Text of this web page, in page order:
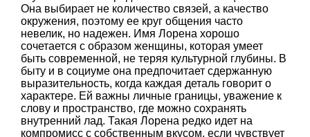
Она выбирает не количество связей, а качество
окружения, поэтому ее круг общения часто
невелик, но надежен. Имя Лорена хорошо
сочетается с образом женщины, которая умеет
быть современной, не теряя культурной глубины. В
быту и в социуме она предпочитает сдержанную
выразительность, когда каждая деталь говорит о
характере. Ей важны личные границы, уважение к
слову и пространство, где можно сохранять
внутренний лад. Такая Лорена редко идет на
компромисс с собственным вкусом, если чувствует